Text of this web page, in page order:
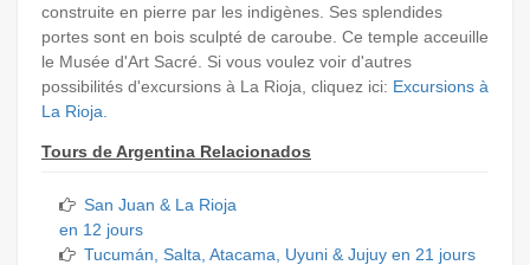
construite en pierre par les indigènes. Ses splendides
portes sont en bois sculpté de caroube. Ce temple acceuille
le Musée d'Art Sacré. Si vous voulez voir d'autres
possibilités d'excursions à La Rioja, cliquez ici: Excursions à
La Rioja.
Tours de Argentina Relacionados
San Juan & La Rioja
en 12 jours
Tucumán, Salta, Atacama, Uyuni & Jujuy en 21 jours